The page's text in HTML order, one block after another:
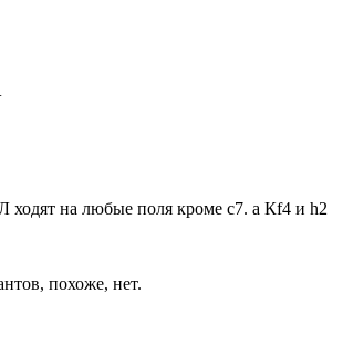
ходят на любые поля кроме с7. а Кf4 и h2
похоже, нет.